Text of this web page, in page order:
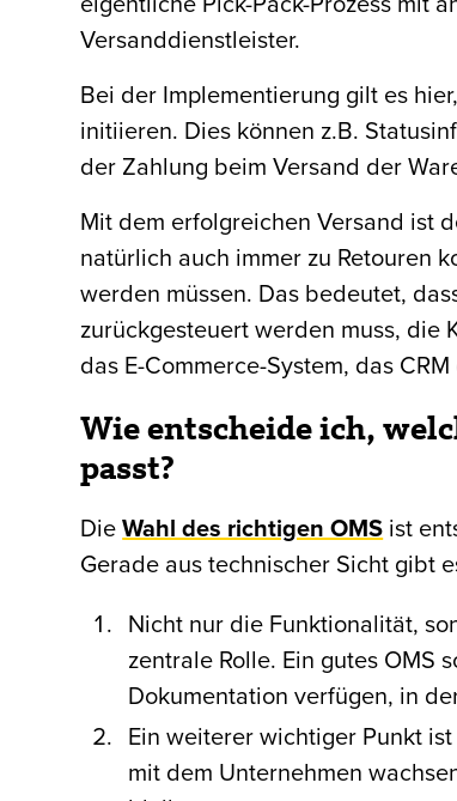
Versanddienstleister.
Bei der Implementierung gilt es
initiieren. Dies können z.B.
der Zahlung beim Versand der
Mit dem erfolgreichen Versand ist
natürlich auch immer zu Retouren
werden müssen. Das bedeutet,
zurückgesteuert werden muss, die
das E-Commerce-System, das
Wie entscheide ich,
passt?
DieWahl des richtigen OMS ist
Gerade aus technischer Sicht gibt
Nicht nur die Funktionalität,
zentrale Rolle. Ein gutes
Dokumentation verfügen, in
Ein weiterer wichtiger Punkt
mit dem Unternehmen